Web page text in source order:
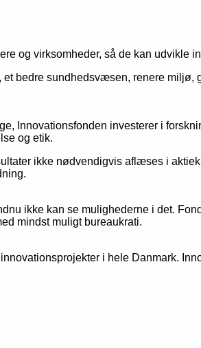
og virksomheder, så de kan udvikle
bedre sundhedsvæsen, renere miljø,
Innovationsfonden investerer i
og etik.
ikke nødvendigvis aflæses i
ikke kan se mulighederne i det.
mindst muligt bureaukrati.
i hele Danmark.